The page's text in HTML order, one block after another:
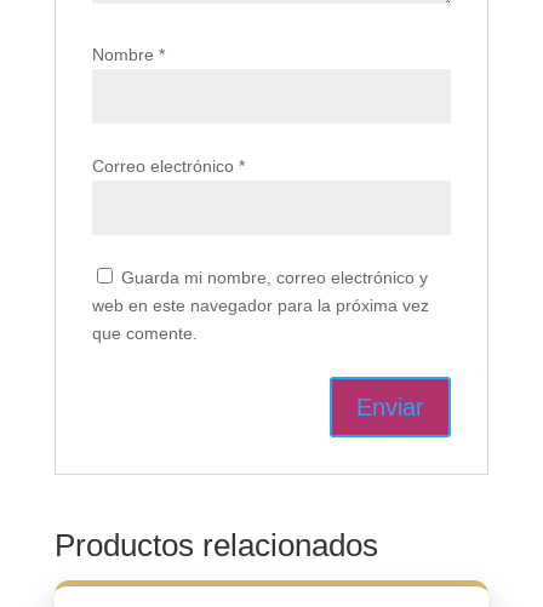
Nombre *
Correo electrónico *
Guarda mi nombre, correo electrónico y
web en este navegador para la próxima vez
que comente.
Productos relacionados